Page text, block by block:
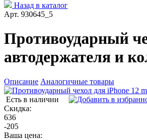
Назад в каталог
Арт. 930645_5
Противоударный
автодержателя и
Описание Аналогичные товары
Есть в наличии
Скидка:
636
-205
Ваша цена: